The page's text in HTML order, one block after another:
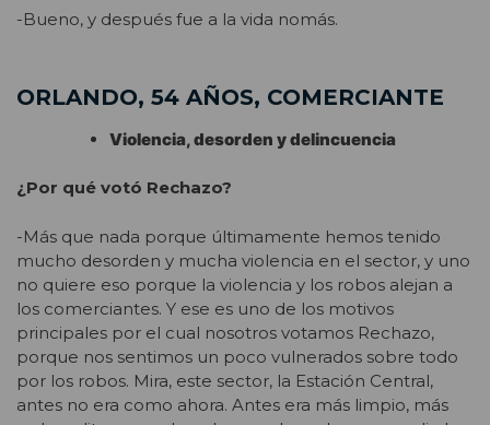
-Bueno, y después fue a la vida nomás.
ORLANDO, 54 AÑOS, COMERCIANTE
Violencia, desorden y delincuencia
¿Por qué votó Rechazo?
-Más que nada porque últimamente hemos tenido
mucho desorden y mucha violencia en el sector, y uno
no quiere eso porque la violencia y los robos alejan a
los comerciantes. Y ese es uno de los motivos
principales por el cual nosotros votamos Rechazo,
porque nos sentimos un poco vulnerados sobre todo
por los robos. Mira, este sector, la Estación Central,
antes no era como ahora. Antes era más limpio, más